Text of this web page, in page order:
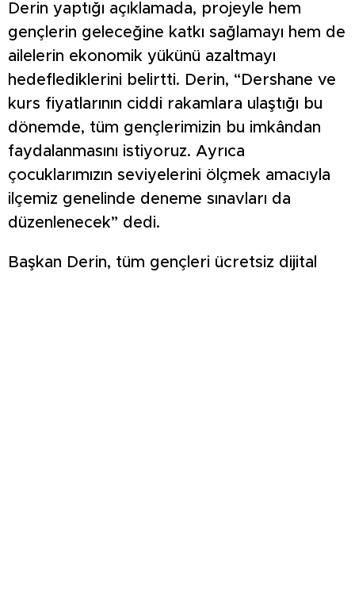
Derin yaptığı açıklamada, projeyle hem
gençlerin geleceğine katkı sağlamayı hem de
ailelerin ekonomik yükünü azaltmayı
hedeflediklerini belirtti. Derin, “Dershane ve
kurs fiyatlarının ciddi rakamlara ulaştığı bu
dönemde, tüm gençlerimizin bu imkândan
faydalanmasını istiyoruz. Ayrıca
çocuklarımızın seviyelerini ölçmek amacıyla
ilçemiz genelinde deneme sınavları da
düzenlenecek” dedi.
Başkan Derin, tüm gençleri ücretsiz dijital